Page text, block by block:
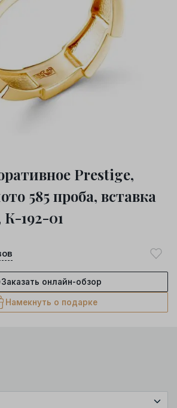
Prestige,
585 проба, вставка
192-01
Заказать онлайн-обзор
Намекнуть о подарке